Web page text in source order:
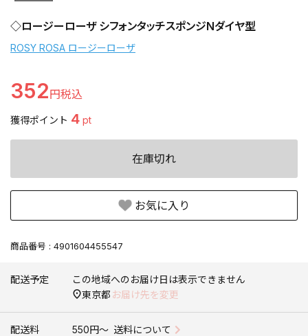
◇ロージーローザ シフォンタッチスポンジNダイヤ型
ROSY ROSA ロージーローザ
352
獲得ポイント 4 pt
在庫切れ
お気に入り
商品番号 4901604455547
配送予定
この地域へのお届け日は表示できません
東京都 お届け先を変更
配送料 550円〜 送料について